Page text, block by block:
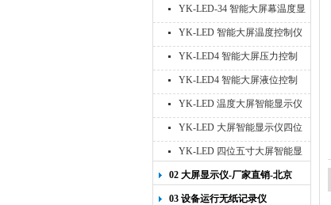
YK-LED-34 智能大屏幕温度显
示仪
YK-LED 智能大屏温度控制仪
YK-LED4 智能大屏压力控制
仪
YK-LED4 智能大屏液位控制
仪
YK-LED 温度大屏智能显示仪
四位十寸
YK-LED 大屏智能显示仪四位
八寸
YK-LED 四位五寸大屏智能显
示仪
02 大屏显示仪-厂家直销-北京
宇科泰吉
03 设备运行无纸记录仪